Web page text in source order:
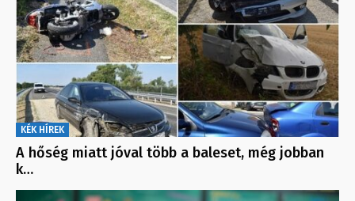
KÉK HÍREK
A hőség miatt jóval több a baleset, még jobban
k…